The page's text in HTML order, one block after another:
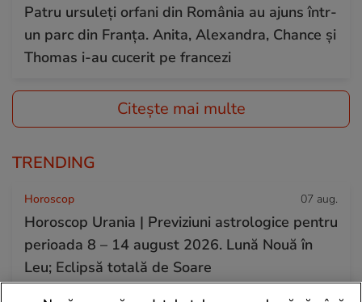
Patru ursuleți orfani din România au ajuns într-
un parc din Franța. Anita, Alexandra, Chance și
Thomas i-au cucerit pe francezi
Citește mai multe
TRENDING
Horoscop 07 aug.
Horoscop Urania | Previziuni astrologice pentru
perioada 8 – 14 august 2026. Lună Nouă în
Leu; Eclipsă totală de Soare